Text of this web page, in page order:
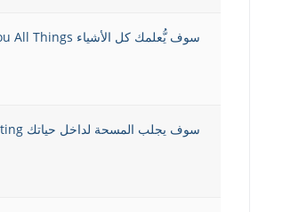
سوف يُّعلمك كل الأشياء Teaches You All Things
سوف يجلب المسحة لداخل حياتك Brings the Anointing